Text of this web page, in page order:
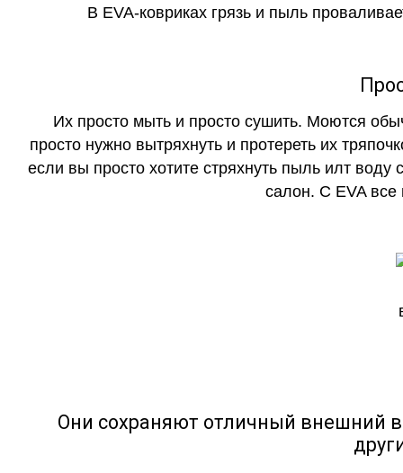
В EVA-ковриках грязь и пыль
Их просто мыть и просто сушить. Моются
просто нужно вытряхнуть и протереть их
если вы просто хотите стряхнуть пыль илт воду
салон. С EVA все
Они сохраняют отличный внешний